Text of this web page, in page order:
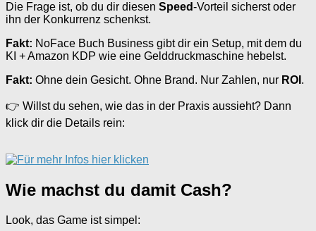
Die Frage ist, ob du dir diesen Speed-Vorteil sicherst oder
ihn der Konkurrenz schenkst.
Fakt: NoFace Buch Business gibt dir ein Setup, mit dem du
KI + Amazon KDP wie eine Gelddruckmaschine hebelst.
Fakt: Ohne dein Gesicht. Ohne Brand. Nur Zahlen, nur ROI .
👉 Willst du sehen, wie das in der Praxis aussieht? Dann
klick dir die Details rein:
Wie machst du damit Cash?
Look, das Game ist simpel: